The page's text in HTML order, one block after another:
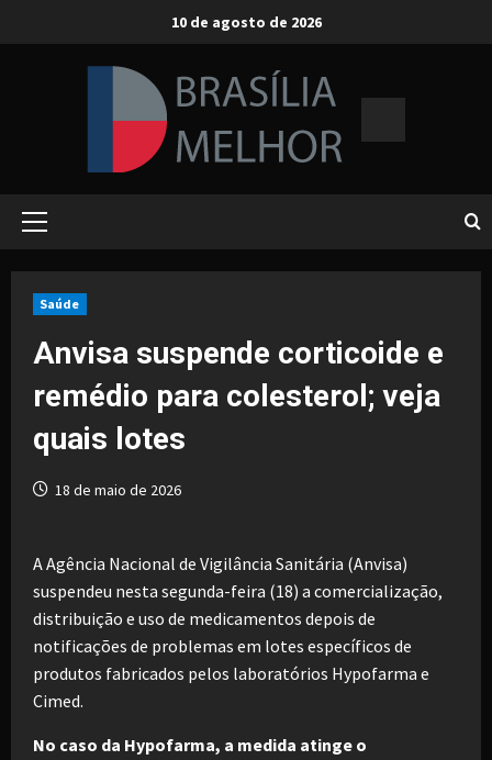
10 de agosto de 2026
Primary
Saúde
Anvisa suspende corticoide e
remédio para colesterol; veja
quais lotes
18 de maio de 2026
A Agência Nacional de Vigilância Sanitária (Anvisa)
suspendeu nesta segunda-feira (18) a comercialização,
distribuição e uso de medicamentos depois de
notificações de problemas em lotes específicos de
produtos fabricados pelos laboratórios Hypofarma e
Cimed.
No caso da Hypofarma, a medida atinge o